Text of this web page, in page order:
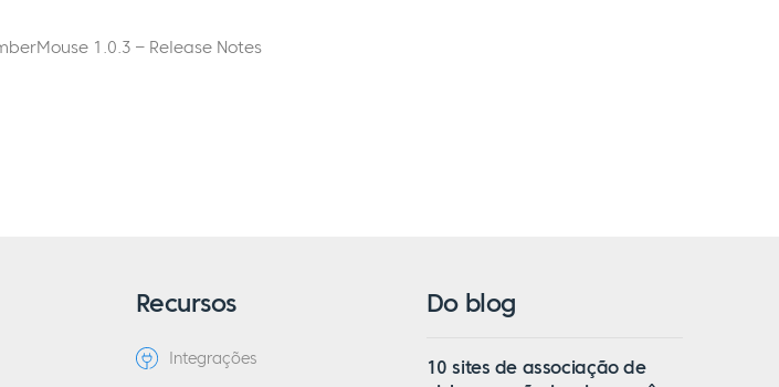
1.0.3 – Release Notes
Recursos
Integrações
Do blog
10 sites de associação de